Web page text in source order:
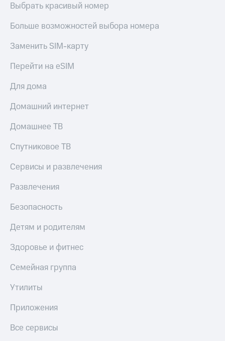
Выбрать красивый номер
Больше возможностей выбора номера
Заменить SIM-карту
Перейти на eSIM
Для дома
Домашний интернет
Домашнее ТВ
Спутниковое ТВ
Сервисы и развлечения
Развлечения
Безопасность
Детям и родителям
Здоровье и фитнес
Семейная группа
Утилиты
Приложения
Все сервисы